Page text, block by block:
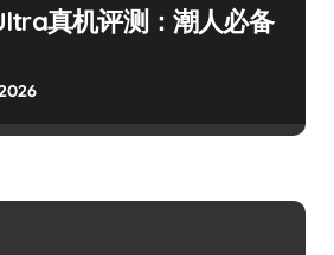
真机评测：潮人必备